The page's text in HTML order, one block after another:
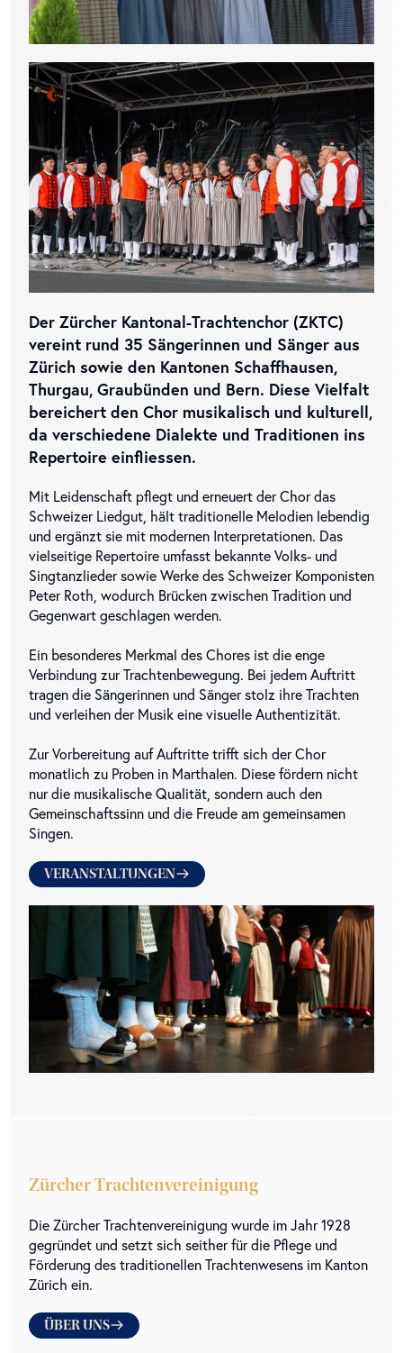
Der Zürcher Kantonal-Trachtenchor (ZKTC)
vereint rund 35 Sängerinnen und Sänger aus
Zürich sowie den Kantonen Schaffhausen,
Thurgau, Graubünden und Bern. Diese Vielfalt
bereichert den Chor musikalisch und kulturell,
da verschiedene Dialekte und Traditionen ins
Repertoire einfliessen.
Mit Leidenschaft pflegt und erneuert der Chor das
Schweizer Liedgut, hält traditionelle Melodien lebendig
und ergänzt sie mit modernen Interpretationen. Das
vielseitige Repertoire umfasst bekannte Volks- und
Singtanzlieder sowie Werke des Schweizer Komponisten
Peter Roth, wodurch Brücken zwischen Tradition und
Gegenwart geschlagen werden.
Ein besonderes Merkmal des Chores ist die enge
Verbindung zur Trachtenbewegung. Bei jedem Auftritt
tragen die Sängerinnen und Sänger stolz ihre Trachten
und verleihen der Musik eine visuelle Authentizität.
Zur Vorbereitung auf Auftritte trifft sich der Chor
monatlich zu Proben in Marthalen. Diese fördern nicht
nur die musikalische Qualität, sondern auch den
Gemeinschaftssinn und die Freude am gemeinsamen
Singen.
VERANSTALTUNGEN
Zürcher Trachtenvereinigung
Die Zürcher Trachtenvereinigung wurde im Jahr 1928
gegründet und setzt sich seither für die Pflege und
Förderung des traditionellen Trachtenwesens im Kanton
Zürich ein.
ÜBER UNS